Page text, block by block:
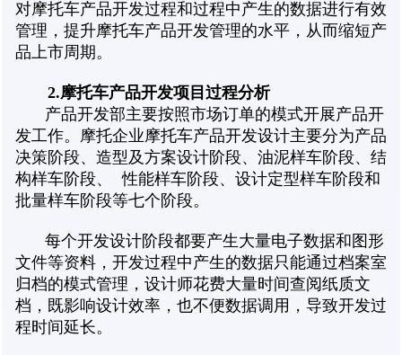
对摩托车产品开发过程和过程中产生的数据进行有效
管理，提升摩托车产品开发管理的水平，从而缩短产
品上市周期。
2.摩托车产品开发项目过程分析
产品开发部主要按照市场订单的模式开展产品开
发工作。摩托企业摩托车产品开发设计主要分为产品
决策阶段、造型及方案设计阶段、油泥样车阶段、结
构样车阶段、 性能样车阶段、设计定型样车阶段和
批量样车阶段等七个阶段。
每个开发设计阶段都要产生大量电子数据和图形
文件等资料，开发过程中产生的数据只能通过档案室
归档的模式管理，设计师花费大量时间查阅纸质文
档，既影响设计效率，也不便数据调用，导致开发过
程时间延长。